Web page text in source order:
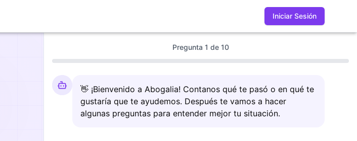
Iniciar Sesión
Pregunta 1 de 10
👋 ¡Bienvenido a Abogalia! Contanos qué te pasó o en qué te
gustaría que te ayudemos. Después te vamos a hacer
algunas preguntas para entender mejor tu situación.